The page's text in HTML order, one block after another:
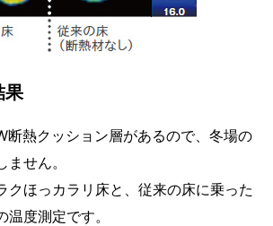
果
断熱クッション層があるので、冬場の
せん。
クほっカラリ床と、従来の床に乗った
度測定です。